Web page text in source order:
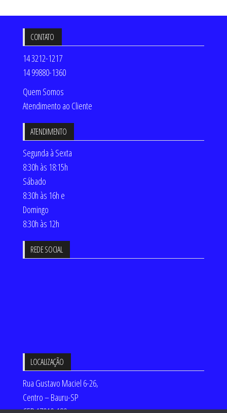
CONTATO
14 3212-1217
14 99880-1360
Quem Somos
Atendimento ao Cliente
ATENDIMENTO
Segunda à Sexta
8:30h às 18:15h
Sábado
8:30h às 16h e
Domingo
8:30h às 12h
REDE SOCIAL
LOCALIZAÇÃO
Rua Gustavo Maciel 6-26,
Centro – Bauru-SP